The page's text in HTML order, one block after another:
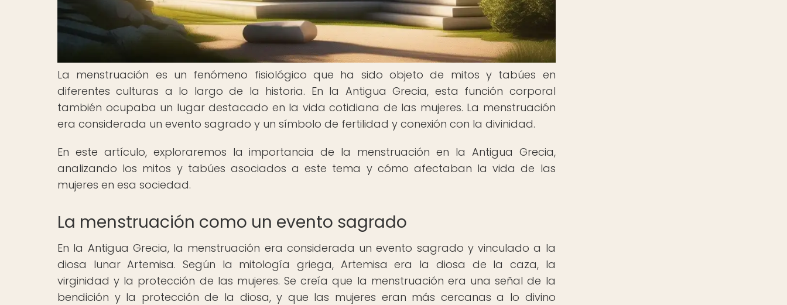
La menstruación es un fenómeno fisiológico que ha sido objeto de mitos y tabúes en
diferentes culturas a lo largo de la historia. En la Antigua Grecia, esta función corporal
también ocupaba un lugar destacado en la vida cotidiana de las mujeres. La menstruación
era considerada un evento sagrado y un símbolo de fertilidad y conexión con la divinidad.
En este artículo, exploraremos la importancia de la menstruación en la Antigua Grecia,
analizando los mitos y tabúes asociados a este tema y cómo afectaban la vida de las
mujeres en esa sociedad.
La menstruación como un evento sagrado
En la Antigua Grecia, la menstruación era considerada un evento sagrado y vinculado a la
diosa lunar Artemisa. Según la mitología griega, Artemisa era la diosa de la caza, la
virginidad y la protección de las mujeres. Se creía que la menstruación era una señal de la
bendición y la protección de la diosa, y que las mujeres eran más cercanas a lo divino